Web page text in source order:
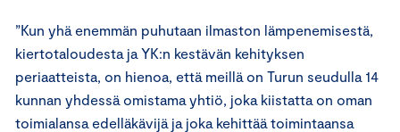
”Kun yhä enemmän puhutaan ilmaston lämpenemisestä,
kiertotaloudesta ja YK:n kestävän kehityksen
periaatteista, on hienoa, että meillä on Turun seudulla 14
kunnan yhdessä omistama yhtiö, joka kiistatta on oman
toimialansa edelläkävijä ja joka kehittää toimintaansa